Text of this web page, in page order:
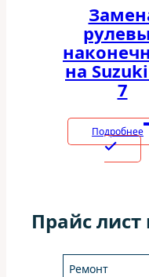
на
7
Подробнее
Прайс
Ремонт